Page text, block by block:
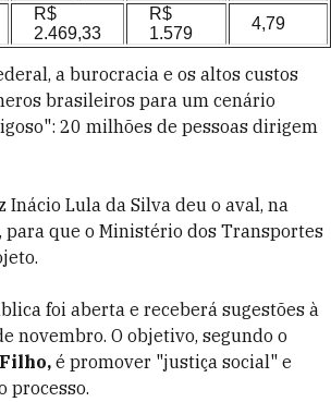
R$
2.469,33
R$
1.579
4,79
a burocracia e os altos custos
brasileiros para um cenário
20 milhões de pessoas dirigem
Inácio Lula da Silva deu o aval, na
para que o Ministério dos Transportes
foi aberta e receberá sugestões à
novembro. O objetivo, segundo o
é promover "justiça social" e
processo.